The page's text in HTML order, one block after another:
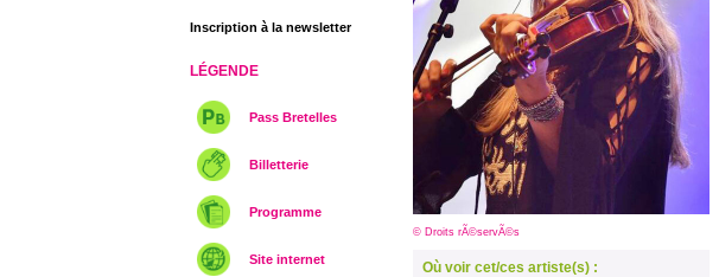
Inscription à la newsletter
LÉGENDE
Pass Bretelles
Billetterie
Programme
Site internet
© Droits rÃ©servÃ©s
Où voir cet/ces artiste(s) :